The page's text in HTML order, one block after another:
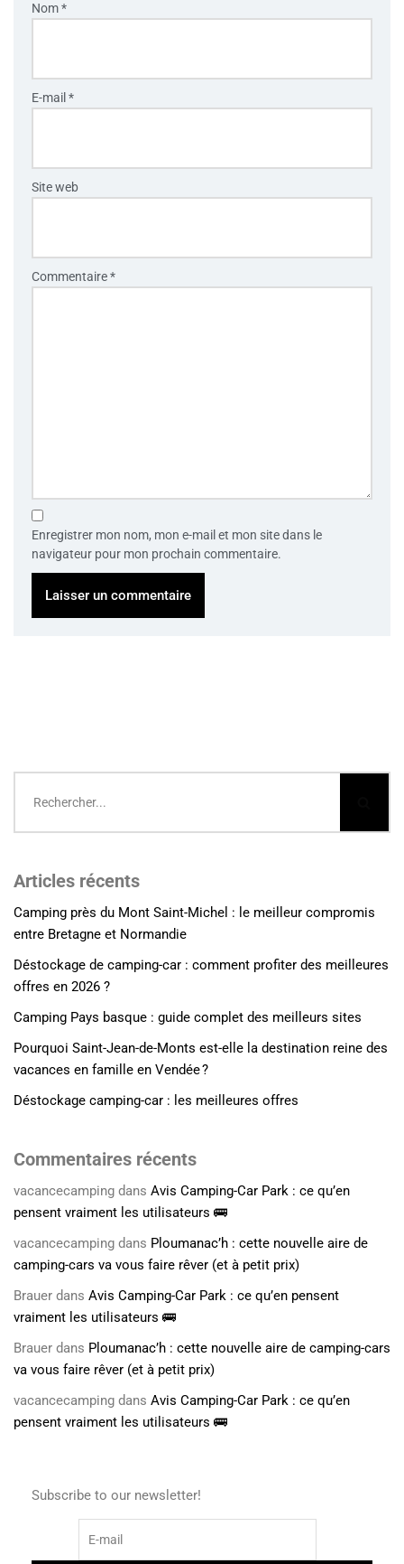
Nom*
E-mail *
Site web
Commentaire*
Enregistrer mon nom, mon e-mail et mon site dans le
navigateur pour mon prochain commentaire.
Articles récents
Camping près du Mont Saint-Michel : le meilleur compromis
entre Bretagne et Normandie
Déstockage de camping-car : comment profiter des meilleures
offres en 2026 ?
Camping Pays basque : guide complet des meilleurs sites
Pourquoi Saint-Jean-de-Monts est-elle la destination reine des
vacances en famille en Vendée ?
Déstockage camping-car : les meilleures offres
Commentaires récents
vacancecamping dans Avis Camping-Car Park : ce qu’en
pensent vraiment les utilisateurs 🚌
vacancecamping dans Ploumanac’h : cette nouvelle aire de
camping-cars va vous faire rêver (et à petit prix)
Brauer dans Avis Camping-Car Park : ce qu’en pensent
vraiment les utilisateurs 🚌
Brauer dans Ploumanac’h : cette nouvelle aire de camping-cars
va vous faire rêver (et à petit prix)
vacancecamping dans Avis Camping-Car Park : ce qu’en
pensent vraiment les utilisateurs 🚌
Subscribe to our newsletter!